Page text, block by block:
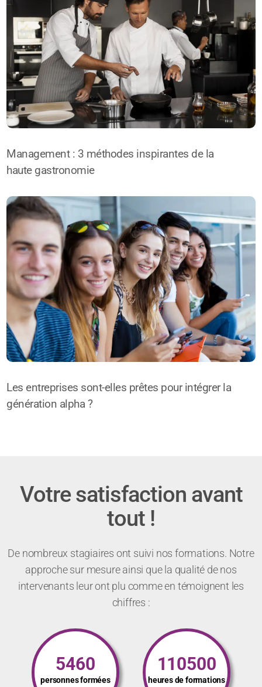
Management : 3 méthodes inspirantes de la
haute gastronomie
Les entreprises sont-elles prêtes pour intégrer la
génération alpha ?
Votre satisfaction avant
tout !
De nombreux stagiaires ont suivi nos formations. Notre
approche sur mesure ainsi que la qualité de nos
intervenants leur ont plu comme en témoignent les
chiffres :
5460
personnes formées
110500
heures de formations